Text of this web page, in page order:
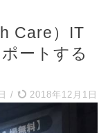
Care）IT
ートする
/ 2018年12月1日